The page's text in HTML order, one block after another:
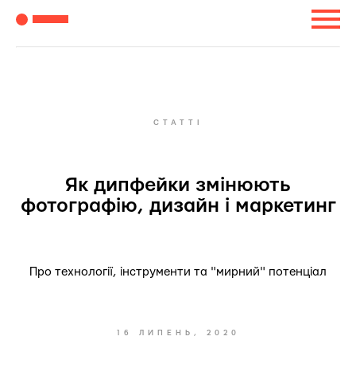
СТАТТІ
Як дипфейки змінюють
фотографію, дизайн і маркетинг
Про технології, інструменти та "мирний" потенціал
16 ЛИПЕНЬ, 2020